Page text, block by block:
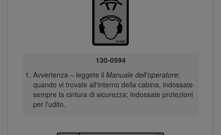
130-0594
Avvertenza – leggete il Manuale dell'operatore;
quando vi trovate all'interno della cabina, indossate
sempre la cintura di sicurezza; indossate protezioni
per l'udito.